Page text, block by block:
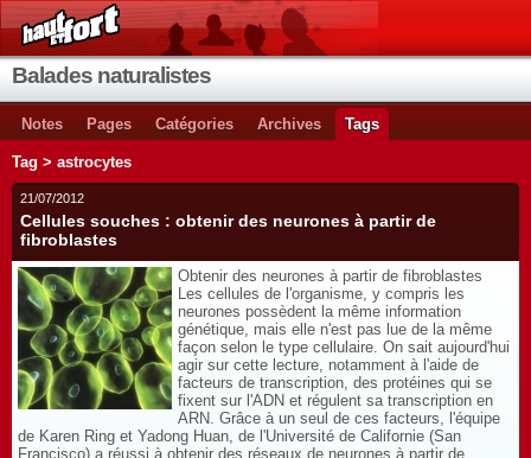
Balades naturalistes
Notes Pages Catégories Archives Tags
Tag > astrocytes
21/07/2012
Cellules souches : obtenir des neurones à partir de
fibroblastes
Obtenir des neurones à partir de fibroblastes
Les cellules de l'organisme, y compris les
neurones possèdent la même information
génétique, mais elle n'est pas lue de la même
façon selon le type cellulaire. On sait aujourd'hui
agir sur cette lecture, notamment à l'aide de
facteurs de transcription, des protéines qui se
fixent sur l'ADN et régulent sa transcription en
ARN. Grâce à un seul de ces facteurs, l'équipe
de Karen Ring et Yadong Huan, de l'Université de Californie (San
Francisco) a réussi à obtenir des réseaux de neurones à partir de